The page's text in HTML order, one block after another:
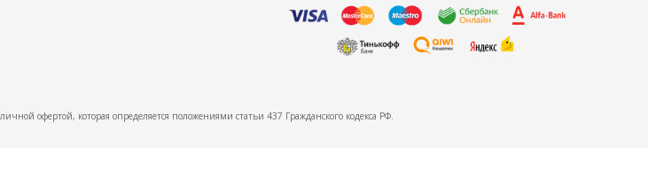
офертой, которая определяется положениями статьи 437 Гражданского кодекса РФ.